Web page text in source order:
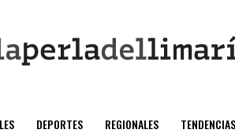
DEPORTES REGIONALES TENDENCIAS